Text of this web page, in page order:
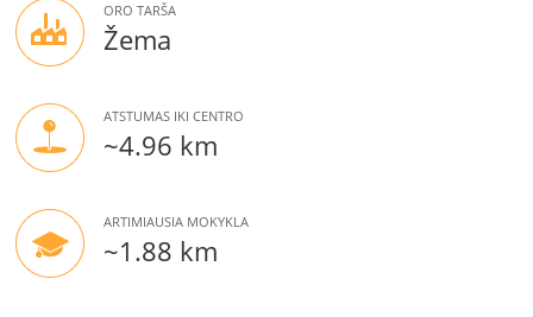
ORO TARŠA
Žema
ATSTUMAS IKI CENTRO
~4.96 km
ARTIMIAUSIA MOKYKLA
~1.88 km